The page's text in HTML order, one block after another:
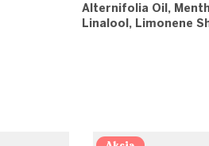
Alternifolia Oil,
Linalool, Limonene